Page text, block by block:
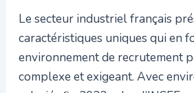
Le secteur industriel français
caractéristiques uniques qui en
environnement de recrutement
complexe et exigeant. Avec